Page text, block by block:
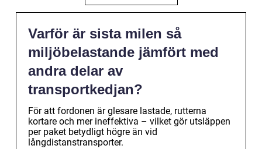
Varför är sista milen så
miljöbelastande jämfört med
andra delar av
transportkedjan?
För att fordonen är glesare lastade, rutterna
kortare och mer ineffektiva – vilket gör utsläppen
per paket betydligt högre än vid
långdistanstransporter.